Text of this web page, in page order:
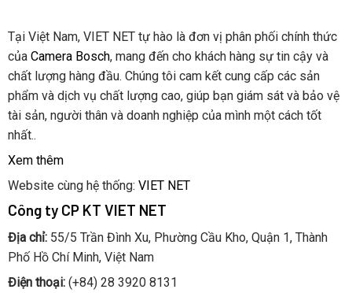
Tại Việt Nam, VIET NET tự hào là đơn vị phân phối chính thức
của Camera Bosch, mang đến cho khách hàng sự tin cậy và
chất lượng hàng đầu. Chúng tôi cam kết cung cấp các sản
phẩm và dịch vụ chất lượng cao, giúp bạn giám sát và bảo vệ
tài sản, người thân và doanh nghiệp của mình một cách tốt
nhất..
Xem thêm
Website cùng hệ thống: VIET NET
Công ty CP KT VIET NET
Địa chỉ:55/5 Trần Đình Xu, Phường Cầu Kho, Quận 1, Thành
Phố Hồ Chí Minh, Việt Nam
Điện thoại:(+84) 28 3920 8131